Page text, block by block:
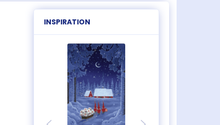
INSPIRATION